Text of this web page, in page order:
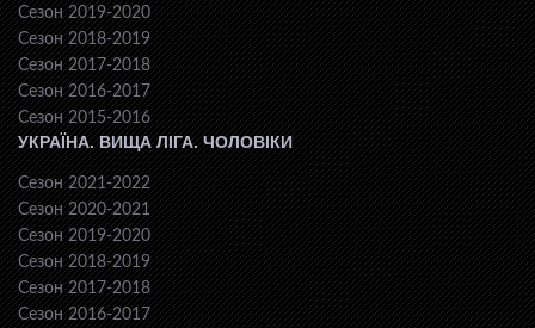
Сезон 2019-2020
Сезон 2018-2019
Сезон 2017-2018
Сезон 2016-2017
Сезон 2015-2016
УКРАЇНА. ВИЩА ЛІГА. ЧОЛОВІКИ
Сезон 2021-2022
Сезон 2020-2021
Сезон 2019-2020
Сезон 2018-2019
Сезон 2017-2018
Сезон 2016-2017